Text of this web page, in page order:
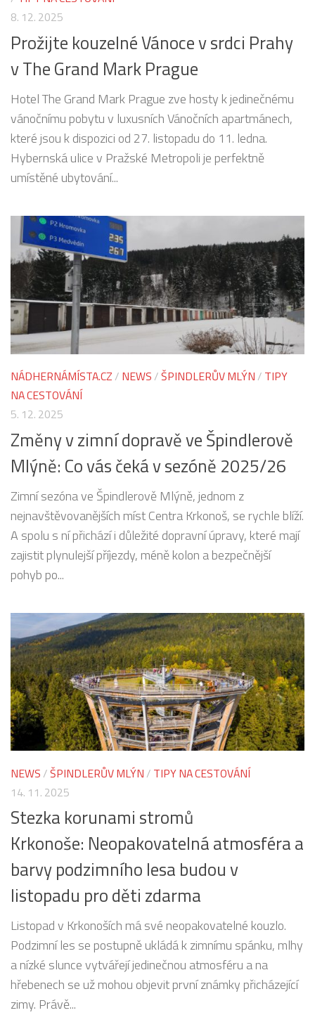
8. 12. 2025
Prožijte kouzelné Vánoce v srdci Prahy
v The Grand Mark Prague
Hotel The Grand Mark Prague zve hosty k jedinečnému
vánočnímu pobytu v luxusních Vánočních apartmánech,
které jsou k dispozici od 27. listopadu do 11. ledna.
Hybernská ulice v Pražské Metropoli je perfektně
umístěné ubytování...
NÁDHERNÁMÍSTA.CZ / NEWS /ŠPINDLERŮV MLÝN / TIPY
NA CESTOVÁNÍ
5. 12. 2025
Změny v zimní dopravě ve Špindlerově
Mlýně: Co vás čeká v sezóně 2025/26
Zimní sezóna ve Špindlerově Mlýně, jednom z
nejnavštěvovanějších míst Centra Krkonoš, se rychle blíží.
A spolu s ní přichází i důležité dopravní úpravy, které mají
zajistit plynulejší příjezdy, méně kolon a bezpečnější
pohyb po...
NEWS /ŠPINDLERŮV MLÝN / TIPY NA CESTOVÁNÍ
14. 11. 2025
Stezka korunami stromů
Krkonoše: Neopakovatelná atmosféra a
barvy podzimního lesa budou v
listopadu pro děti zdarma
Listopad v Krkonoších má své neopakovatelné kouzlo.
Podzimní les se postupně ukládá k zimnímu spánku, mlhy
a nízké slunce vytvářejí jedinečnou atmosféru a na
hřebenech se už mohou objevit první známky přicházející
zimy. Právě...